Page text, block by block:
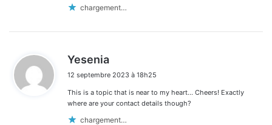
chargement…
Yesenia
t
:
12 septembre 2023 à 18h25
This is a topic that is near to my heart… Cheers! Exactly
where are your contact details though?
chargement…